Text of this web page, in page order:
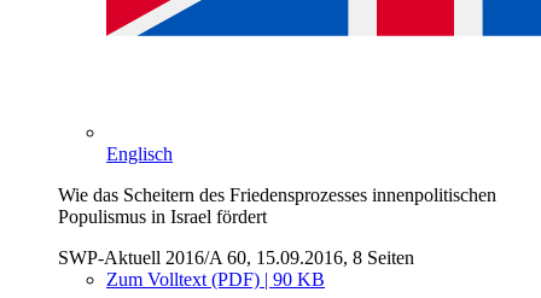
Englisch
Wie das Scheitern des Friedensprozesses innenpolitischen
Populismus in Israel fördert
SWP-Aktuell 2016/A 60, 15.09.2016, 8 Seiten
Zum Volltext (PDF) | 90 KB